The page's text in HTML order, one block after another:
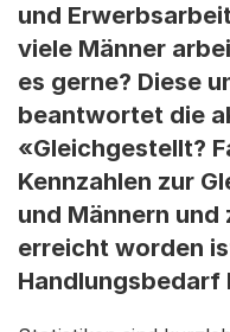
und
viele Männer
es gerne? Diese
beantwortet die
«Gleichgestellt?
Kennzahlen zur
und Männern
erreicht worden
Handlungsbedarf